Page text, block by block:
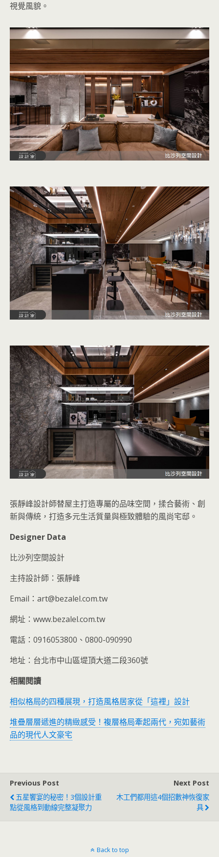
視覺風貌。
張靜峰設計師替屋主打造專屬的品味空間，揉合藝術、創
新與傳統，打造多元生活質量與極致體驗的風尚宅邸。
Designer Data
比沙列空間設計
主持設計師：張靜峰
Email：art@bezalel.com.tw
網址：www.bezalel.com.tw
電話：0916053800、0800-090990
地址：台北市中山區堤頂大道二段360號
相關閱讀
相似格局的四種展現，打造風格居家從「這裡」設計
堆疊層層遞進的精緻感受！複層格局牽起兩代，宛如藝術
品的現代人文豪宅
Previous Post
五星饗宴的秘密！3個設計重
點從風格到動線完整凝聚力
Next Post
木工們都用這4個招數神恢復家
具
Back to top